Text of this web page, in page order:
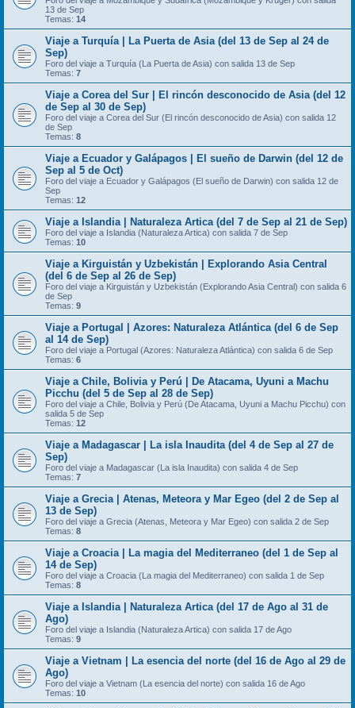
13 de Sep
Temas: 14
Viaje a Turquía | La Puerta de Asia (del 13 de Sep al 24 de
Sep)
Foro del viaje a Turquía (La Puerta de Asia) con salida 13 de Sep
Temas: 7
Viaje a Corea del Sur | El rincón desconocido de Asia (del 12
de Sep al 30 de Sep)
Foro del viaje a Corea del Sur (El rincón desconocido de Asia) con salida 12
de Sep
Temas: 8
Viaje a Ecuador y Galápagos | El sueño de Darwin (del 12 de
Sep al 5 de Oct)
Foro del viaje a Ecuador y Galápagos (El sueño de Darwin) con salida 12 de
Sep
Temas: 12
Viaje a Islandia | Naturaleza Artica (del 7 de Sep al 21 de Sep)
Foro del viaje a Islandia (Naturaleza Artica) con salida 7 de Sep
Temas: 10
Viaje a Kirguistán y Uzbekistán | Explorando Asia Central
(del 6 de Sep al 26 de Sep)
Foro del viaje a Kirguistán y Uzbekistán (Explorando Asia Central) con salida 6
de Sep
Temas: 9
Viaje a Portugal | Azores: Naturaleza Atlántica (del 6 de Sep
al 14 de Sep)
Foro del viaje a Portugal (Azores: Naturaleza Atlántica) con salida 6 de Sep
Temas: 6
Viaje a Chile, Bolivia y Perú | De Atacama, Uyuni a Machu
Picchu (del 5 de Sep al 28 de Sep)
Foro del viaje a Chile, Bolivia y Perú (De Atacama, Uyuni a Machu Picchu) con
salida 5 de Sep
Temas: 12
Viaje a Madagascar | La isla Inaudita (del 4 de Sep al 27 de
Sep)
Foro del viaje a Madagascar (La isla Inaudita) con salida 4 de Sep
Temas: 7
Viaje a Grecia | Atenas, Meteora y Mar Egeo (del 2 de Sep al
13 de Sep)
Foro del viaje a Grecia (Atenas, Meteora y Mar Egeo) con salida 2 de Sep
Temas: 8
Viaje a Croacia | La magia del Mediterraneo (del 1 de Sep al
14 de Sep)
Foro del viaje a Croacia (La magia del Mediterraneo) con salida 1 de Sep
Temas: 8
Viaje a Islandia | Naturaleza Artica (del 17 de Ago al 31 de
Ago)
Foro del viaje a Islandia (Naturaleza Artica) con salida 17 de Ago
Temas: 9
Viaje a Vietnam | La esencia del norte (del 16 de Ago al 29 de
Ago)
Foro del viaje a Vietnam (La esencia del norte) con salida 16 de Ago
Temas: 10